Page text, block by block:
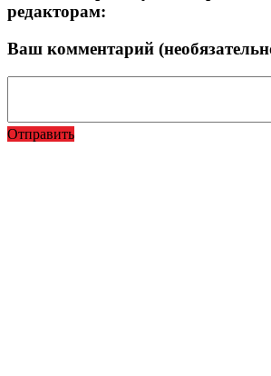
редакторам:
Ваш комментарий
Отправить